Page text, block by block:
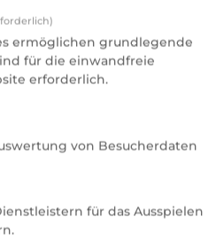
und kritisiert
als Instrument
ermöglichen grundlegende
für die einwandfreie
erforderlich.
von Besucherdaten
für das Ausspielen